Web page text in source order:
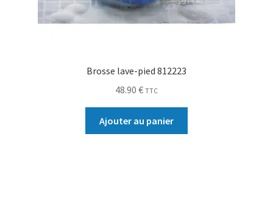
Brosse lave-pied 812223
48.90 € TTC
Ajouter au panier